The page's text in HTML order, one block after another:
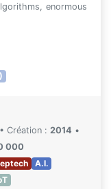
enormous
• Création : 2014 •
000
A.I.